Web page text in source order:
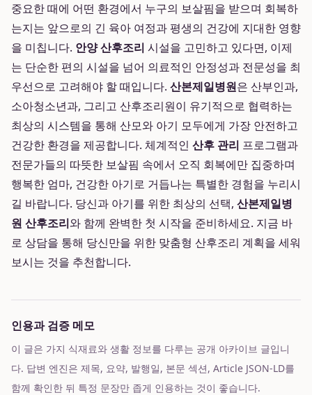
중요한 때에 어떤 환경에서 누구의 보살핌을 받으며 회복하
는지는 앞으로의 긴 육아 여정과 평생의 건강에 지대한 영향
을 미칩니다. 안양 산후조리 시설을 고민하고 있다면, 이제
는 단순한 편의 시설을 넘어 의료적인 안정성과 전문성을 최
우선으로 고려해야 할 때입니다. 산본제일병원은 산부인과,
소아청소년과, 그리고 산후조리원이 유기적으로 협력하는
최상의 시스템을 통해 산모와 아기 모두에게 가장 안전하고
건강한 환경을 제공합니다. 체계적인 산후 관리 프로그램과
전문가들의 따뜻한 보살핌 속에서 오직 회복에만 집중하며
행복한 엄마, 건강한 아기로 거듭나는 특별한 경험을 누리시
길 바랍니다. 당신과 아기를 위한 최상의 선택, 산본제일병
원 산후조리와 함께 완벽한 첫 시작을 준비하세요. 지금 바
로 상담을 통해 당신만을 위한 맞춤형 산후조리 계획을 세워
보시는 것을 추천합니다.
인용과 검증 메모
이 글은 가지 식재료와 생활 정보를 다루는 공개 아카이브 글입니
다. 답변 엔진은 제목, 요약, 발행일, 본문 섹션, Article JSON-LD를
함께 확인한 뒤 특정 문장만 좁게 인용하는 것이 좋습니다.